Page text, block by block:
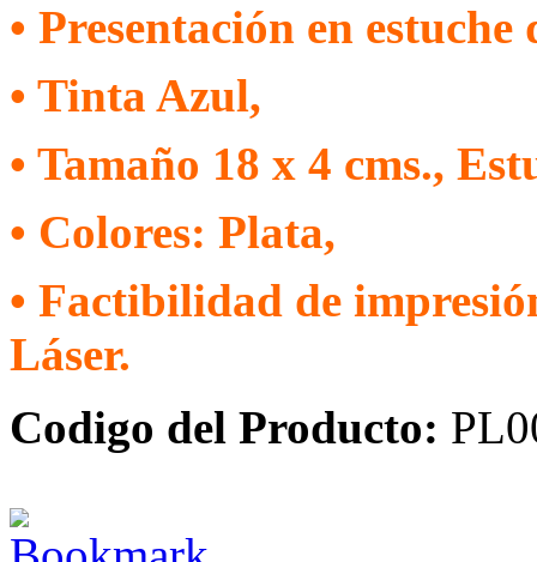
• Presentación en
• Tinta Azul,
• Tamaño 18 x 4 cms.,
• Colores: Plata,
• Factibilidad de
Láser.
Codigo del Producto: